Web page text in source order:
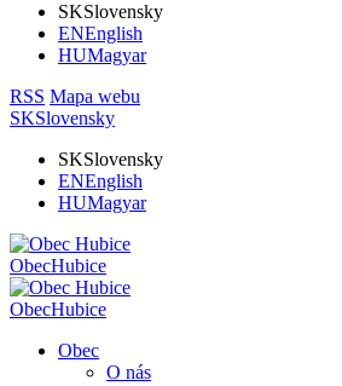
SKSlovensky
ENEnglish
HUMagyar
RSS Mapa webu
SKSlovensky
SKSlovensky
ENEnglish
HUMagyar
ObecHubice
ObecHubice
Obec
O nás